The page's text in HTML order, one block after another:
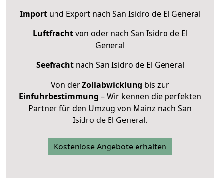
Importund Export nach San Isidro de El General
Luftfrachtvon oder nach San Isidro de El
General
Seefrachtnach San Isidro de El General
Von derZollabwicklung bis zur
Einfuhrbestimmung – Wir kennen die perfekten
Partner für den Umzug von Mainz nach San
Isidro de El General.
Kostenlose Angebote erhalten